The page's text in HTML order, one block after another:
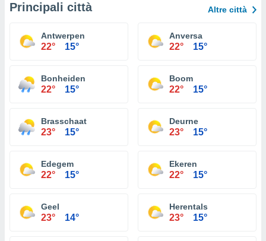
Principali città Altre città
Antwerpen
22° 15°
Anversa
22° 15°
Bonheiden
22° 15°
Boom
22° 15°
Brasschaat
23° 15°
Deurne
23° 15°
Edegem
22° 15°
Ekeren
22° 15°
Geel
23° 14°
Herentals
23° 15°